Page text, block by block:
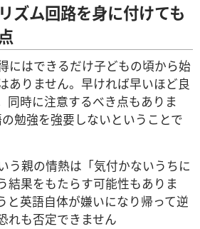
ズム回路を身に付けても
にはできるだけ子どもの頃から始
ありません。早ければ早いほど良
同時に注意するべき点もありま
勉強を強要しないということで
う親の情熱は「気付かないうちに
結果をもたらす可能性もありま
と英語自体が嫌いになり帰って逆
れも否定できません